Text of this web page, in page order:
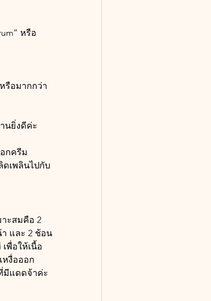
หรือ
รือมากกว่า
นยิ่งดีค่ะ
กครีม
เพลินไปกับ
ะสมคือ 2
และ 2 ช้อน
พื่อให้เนื้อ
งื่อออก
มีแดดจ้าค่ะ